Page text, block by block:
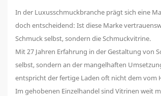
In der Luxusschmuckbranche prägt sich eine
doch entscheidend: Ist diese Marke
Schmuck selbst, sondern die Schmuckvitrine.
Mit 27 Jahren Erfahrung in der Gestaltung von
selbst, sondern an der mangelhaften
entspricht der fertige Laden oft nicht dem vom
Im gehobenen Einzelhandel sind Vitrinen weit